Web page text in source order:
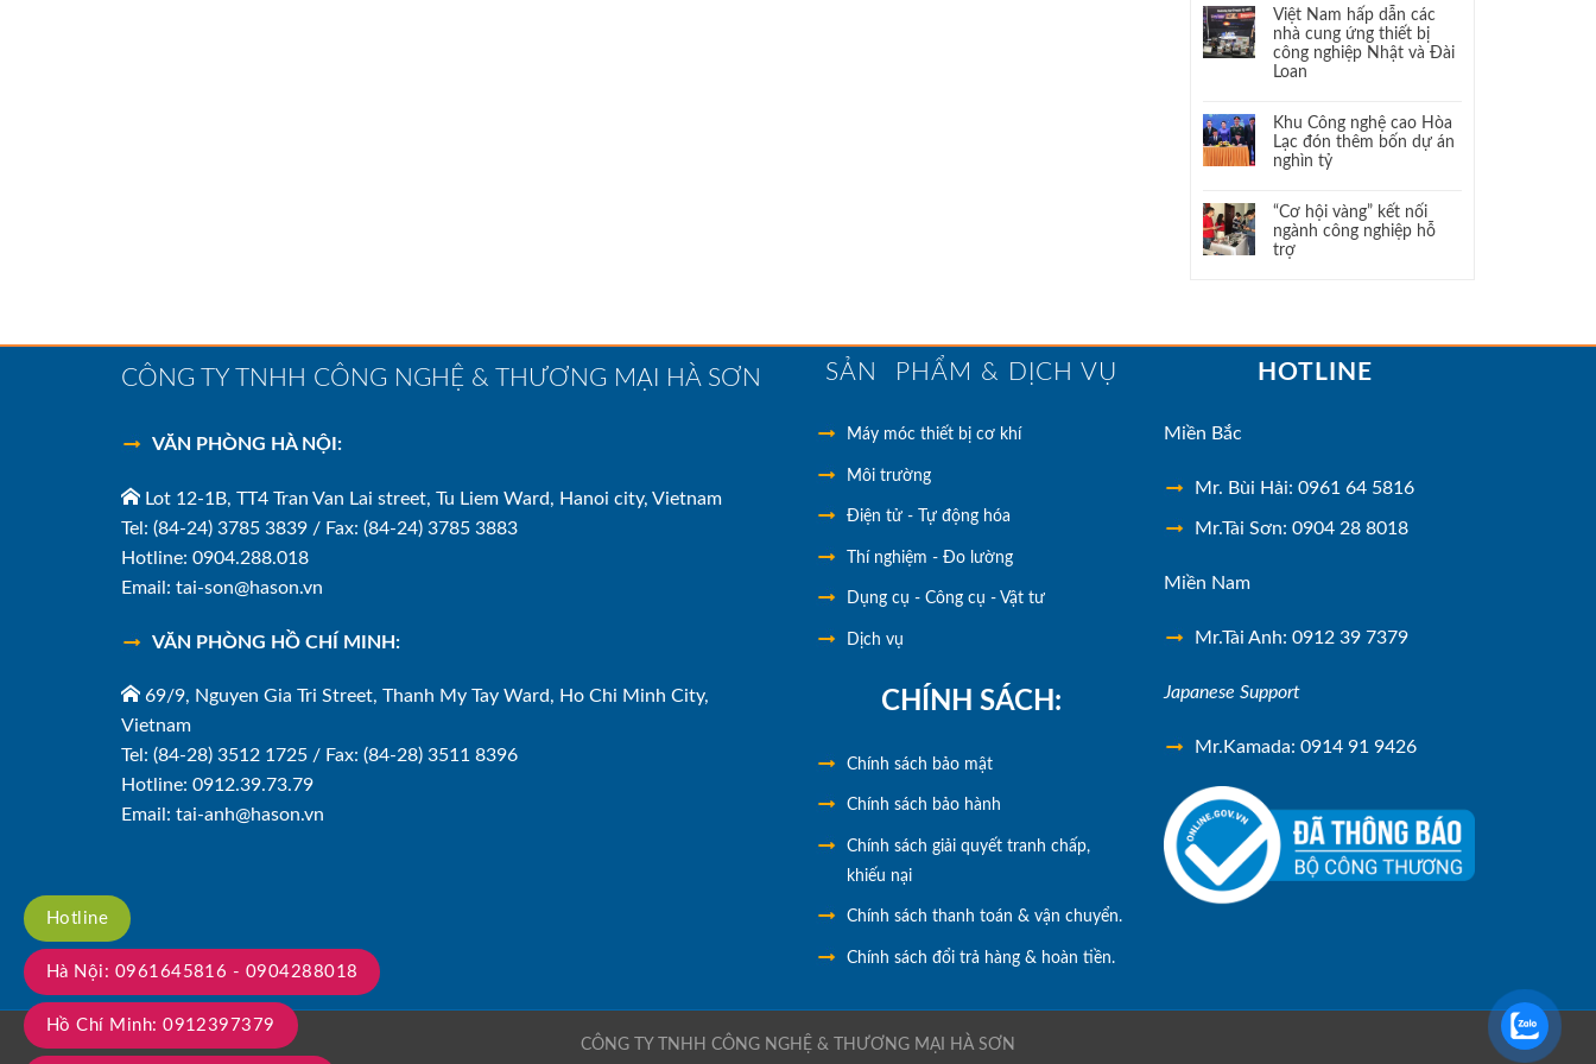
Việt Nam hấp dẫn các
nhà cung ứng thiết bị
công nghiệp Nhật và Đài
Loan
Khu Công nghệ cao Hòa
Lạc đón thêm bốn dự án
nghìn tỷ
“Cơ hội vàng” kết nối
ngành công nghiệp hỗ
trợ
CÔNG TY TNHH CÔNG NGHỆ & THƯƠNG MẠI HÀ SƠN
VĂN PHÒNG HÀ NỘI:
Lot 12-1B, TT4 Tran Van Lai street, Tu Liem Ward, Hanoi city, Vietnam
Tel: (84-24) 3785 3839 / Fax: (84-24) 3785 3883
Hotline: 0904.288.018
Email: tai-son@hason.vn
VĂN PHÒNG HỒ CHÍ MINH:
69/9, Nguyen Gia Tri Street, Thanh My Tay Ward, Ho Chi Minh City,
Vietnam
Tel: (84-28) 3512 1725 / Fax: (84-28) 3511 8396
Hotline: 0912.39.73.79
Email: tai-anh@hason.vn
SẢN PHẨM & DỊCH VỤ
Máy móc thiết bị cơ khí
Môi trường
Điện tử - Tự động hóa
Thí nghiệm - Đo lường
Dụng cụ - Công cụ - Vật tư
Dịch vụ
CHÍNH SÁCH:
Chính sách bảo mật
Chính sách bảo hành
Chính sách giải quyết tranh chấp,
khiếu nại
Chính sách thanh toán & vận chuyển.
Chính sách đổi trả hàng & hoàn tiền.
HOTLINE
Miền Bắc
Mr. Bùi Hải: 0961 64 5816
Mr.Tài Sơn: 0904 28 8018
Miền Nam
Mr.Tài Anh: 0912 39 7379
Japanese Support
Mr.Kamada: 0914 91 9426
CÔNG TY TNHH CÔNG NGHỆ & THƯƠNG MẠI HÀ SƠN
Hotline
Hà Nội: 0961645816 - 0904288018
Hồ Chí Minh: 0912397379